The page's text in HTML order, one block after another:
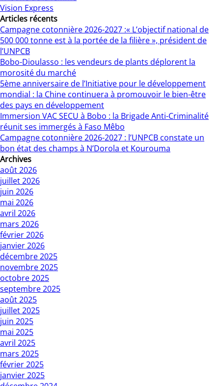
Vision Express
Articles récents
Campagne cotonnière 2026-2027 :« L’objectif national de
500 000 tonne est à la portée de la filière », président de
l’UNPCB
Bobo-Dioulasso : les vendeurs de plants déplorent la
morosité du marché
5ème anniversaire de l’Initiative pour le développement
mondial : la Chine continuera à promouvoir le bien-être
des pays en développement
Immersion VAC SECU à Bobo : la Brigade Anti-Criminalité
réunit ses immergés à Faso Mêbo
Campagne cotonnière 2026-2027 : l’UNPCB constate un
bon état des champs à N’Dorola et Kourouma
Archives
août 2026
juillet 2026
juin 2026
mai 2026
avril 2026
mars 2026
février 2026
janvier 2026
décembre 2025
novembre 2025
octobre 2025
septembre 2025
août 2025
juillet 2025
juin 2025
mai 2025
avril 2025
mars 2025
février 2025
janvier 2025